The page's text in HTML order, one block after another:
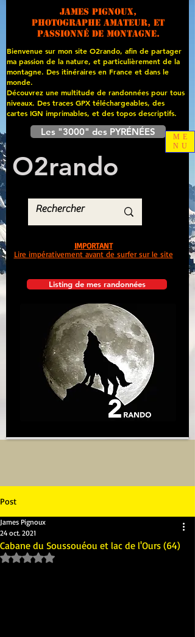
James PIGNOUX,
photographe amateur, et
passionné de montagne.
Bienvenue sur mon site O2rando, afin de partager
ma passion de la nature, et particulièrement de la
montagne. Des itinéraires en France et dans le
monde.
Découvrez une multitude de randonnées pour tous
niveaux. Des traces GPX téléchargeables, des
cartes IGN imprimables, et des topos descriptifs.
Les "3000" des PYRÉNÉES
O2rando
Listing de mes randonnées
IMPORTANT
Lire impérativement avant de surfer sur le site
ME
NU
Post
Cabane du Soussouéou et lac de l'Ours (64)
James Pignoux
24 oct. 2021
Noté NaN étoiles sur 5.